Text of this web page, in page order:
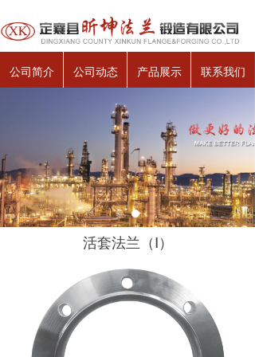
公司简介 公司动态 产品展示 联系我们
活套法兰（Ⅰ）